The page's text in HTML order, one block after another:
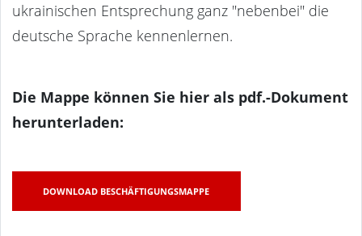
ukrainischen Entsprechung ganz "nebenbei" die
deutsche Sprache kennenlernen.
Die Mappe können Sie hier als pdf.-Dokument
herunterladen:
DOWNLOAD BESCHÄFTIGUNGSMAPPE